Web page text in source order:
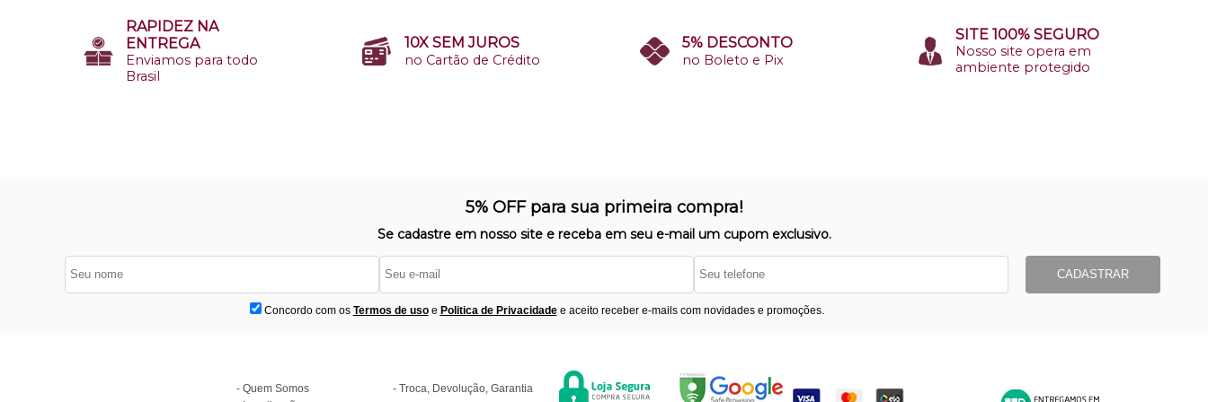
RAPIDEZ NA
ENTREGA
Enviamos para todo
Brasil
10X SEM JUROS
no Cartão de Crédito
5% DESCONTO
no Boleto e Pix
SITE 100% SEGURO
Nosso site opera em
ambiente protegido
5% OFF para sua primeira compra!
Se cadastre em nosso site e receba em seu e-mail um cupom exclusivo.
Concordo com os Termos de usoe Politica de Privacidadee aceito receber e-mails com novidades e promoções.
CADASTRAR
Quem Somos
Troca, Devolução, Garantia